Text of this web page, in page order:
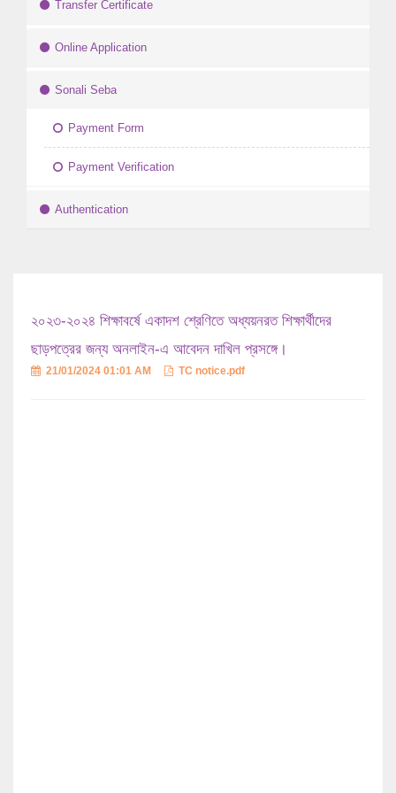
Transfer Certificate
Online Application
Sonali Seba
Payment Form
Payment Verification
Authentication
২০২৩-২০২৪ শিক্ষাবর্ষে একাদশ শ্রেণিতে অধ্যয়নরত শিক্ষার্থীদের
ছাড়পত্রের জন্য অনলাইন-এ আবেদন দাখিল প্রসঙ্গে।
21/01/2024 01:01 AM TC notice.pdf